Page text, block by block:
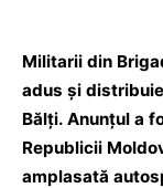
Militarii din
adus și
Bălți. Anunțul a
Republicii
amplasată